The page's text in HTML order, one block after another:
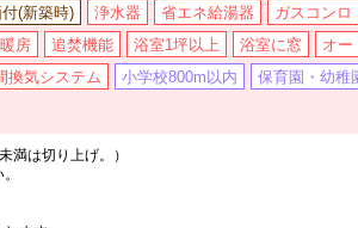
(新築時) 浄水器 省エネ給湯器
ガスコンロ
房 追焚機能 浴室1坪以上 浴室に窓
オー
換気システム 小学校800m以内
保育園・幼稚
満は切り上げ。）